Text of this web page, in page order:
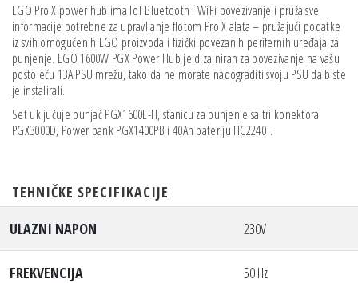
EGO Pro X power hub ima IoT Bluetooth i WiFi povezivanje i pruža sve
informacije potrebne za upravljanje flotom Pro X alata – pružajući podatke
iz svih omogućenih EGO proizvoda i fizički povezanih perifernih uređaja za
punjenje. EGO 1600W PGX Power Hub je dizajniran za povezivanje na vašu
postojeću 13A PSU mrežu, tako da ne morate nadograditi svoju PSU da biste
je instalirali.
Set uključuje punjač PGX1600E-H, stanicu za punjenje sa tri konektora
PGX3000D, Power bank PGX1400PB i 40Ah bateriju HC2240T.
TEHNIČKE SPECIFIKACIJE
ULAZNI NAPON
230V
FREKVENCIJA 50 Hz